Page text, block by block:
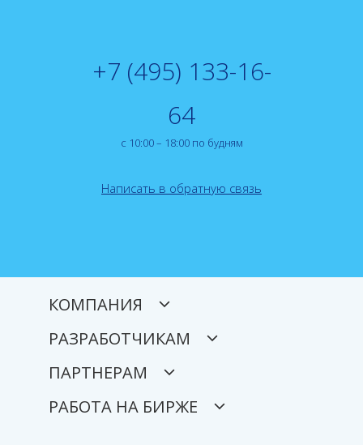
+7 (495) 133-16-
64
с 10:00 – 18:00 по будням
Написать в обратную связь
КОМПАНИЯ
РАЗРАБОТЧИКАМ
ПАРТНЕРАМ
РАБОТА НА БИРЖЕ